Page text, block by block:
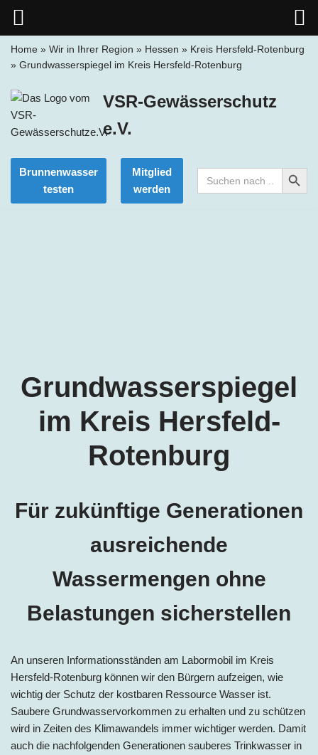
Inhalt
Home » Wir in Ihrer Region » Hessen » Kreis Hersfeld-Rotenburg
» Grundwasserspiegel im Kreis Hersfeld-Rotenburg
VSR-Gewässerschutz
e.V.
Brunnenwasser
testen
Mitglied
werden
Search
for:
Search Button
Grundwasserspiegel
im Kreis Hersfeld-
Rotenburg
Für zukünftige Generationen
ausreichende
Wassermengen ohne
Belastungen sicherstellen
An unseren Informationsständen am Labormobil im Kreis
Hersfeld-Rotenburg können wir den Bürgern aufzeigen, wie
wichtig der Schutz der kostbaren Ressource Wasser ist.
Saubere Grundwasservorkommen zu erhalten und zu schützen
wird in Zeiten des Klimawandels immer wichtiger werden. Damit
auch die nachfolgenden Generationen sauberes Trinkwasser in